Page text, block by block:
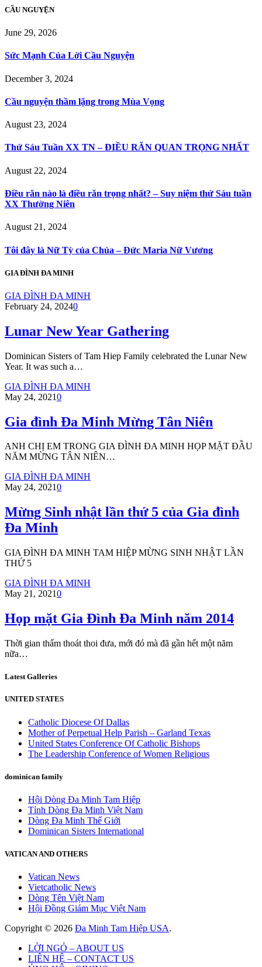
CẦU NGUYỆN
June 29, 2026
Sức Mạnh Của Lời Cầu Nguyện
December 3, 2024
Cầu nguyện thầm lặng trong Mùa Vọng
August 23, 2024
Thứ Sáu Tuần XX TN – ĐIỀU RĂN QUAN TRỌNG NHẤT
August 22, 2024
Điều răn nào là điều răn trọng nhất? – Suy niệm thứ Sáu tuần
XX Thường Niên
August 21, 2024
Tôi đây là Nữ Tỳ của Chúa – Đức Maria Nữ Vương
GIA ĐÌNH ĐA MINH
GIA ĐÌNH ĐA MINH
February 24, 20240
Lunar New Year Gathering
Dominican Sisters of Tam Hiep Family celebrated the Lunar New
Year. It was such a…
GIA ĐÌNH ĐA MINH
May 24, 20210
Gia đình Đa Minh Mừng Tân Niên
ANH CHỊ EM TRONG GIA ĐÌNH ĐA MINH HỌP MẶT ĐẦU
NĂM MỪNG TÂN NIÊN…
GIA ĐÌNH ĐA MINH
May 24, 20210
Mừng Sinh nhật lần thứ 5 của Gia đình
Đa Minh
GIA ĐÌNH ĐA MINH TAM HIỆP MỪNG SINH NHẬT LẦN
THỨ 5
GIA ĐÌNH ĐA MINH
May 21, 20210
Họp mặt Gia Đình Đa Minh năm 2014
Thời gian thấm thoát thoi đưa, mới đó mà đã gần hết một năm
nữa…
Latest Galleries
UNITED STATES
Catholic Diocese Of Dallas
Mother of Perpetual Help Parish – Garland Texas
United States Conference Of Catholic Bishops
The Leadership Conference of Women Religious
dominican family
Hội Dòng Đa Minh Tam Hiệp
Tỉnh Dòng Đa Minh Việt Nam
Dòng Đa Minh Thế Giới
Dominican Sisters International
VATICAN AND OTHERS
Vatican News
Vietcatholic News
Dòng Tên Việt Nam
Hội Đồng Giám Mục Việt Nam
Copyright © 2026 Đa Minh Tam Hiệp USA.
LỜI NGỎ – ABOUT US
LIÊN HỆ – CONTACT US